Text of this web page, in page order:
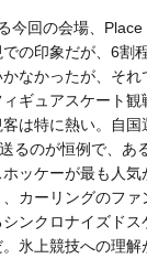
今回の会場、
の印象だが、6割
なかったが、そ
ギュアスケート
は特に熱い。自国
るのが恒例で、あ
ッケーが最も人
カーリングのフ
ンクロナイズドス
氷上競技への理